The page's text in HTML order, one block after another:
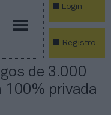
Login
Registro
de 3.000
privada